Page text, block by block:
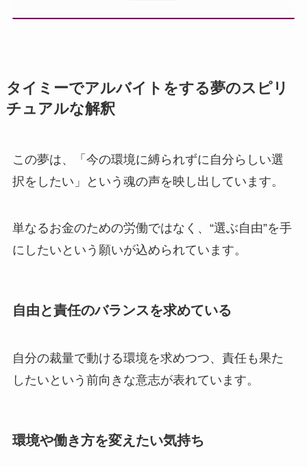
タイミーでアルバイトをする夢のスピリ
チュアルな解釈
この夢は、「今の環境に縛られずに自分らしい選
択をしたい」という魂の声を映し出しています。
単なるお金のための労働ではなく、“選ぶ自由”を手
にしたいという願いが込められています。
自由と責任のバランスを求めている
自分の裁量で動ける環境を求めつつ、責任も果た
したいという前向きな意志が表れています。
環境や働き方を変えたい気持ち